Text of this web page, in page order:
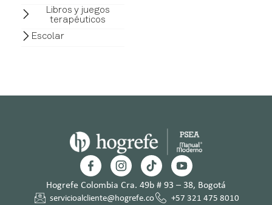
Libros y juegos
terapéuticos
Escolar
Hogrefe Colombia Cra. 49b # 93 – 38, Bogotá
servicioalcliente@hogrefe.co +57 321 475 8010